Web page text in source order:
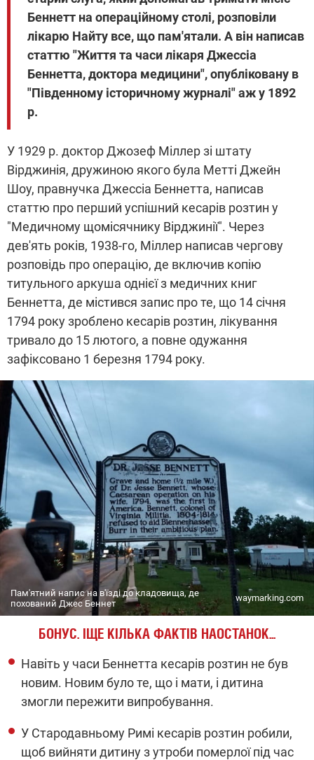
Беннетт на операційному столі, розповіли
лікарю Найту все, що пам'ятали. А він написав
статтю "Життя та часи лікаря Джессіа
Беннетта, доктора медицини", опубліковану в
"Південному історичному журналі" аж у 1892
р.
У 1929 р. доктор Джозеф Міллер зі штату
Вірджинія, дружиною якого була Метті Джейн
Шоу, правнучка Джессіа Беннетта, написав
статтю про перший успішний кесарів розтин у
"Медичному щомісячнику Вірджинії". Через
дев'ять років, 1938-го, Міллер написав чергову
розповідь про операцію, де включив копію
титульного аркуша однієї з медичних книг
Беннетта, де містився запис про те, що 14 січня
1794 року зроблено кесарів розтин, лікування
тривало до 15 лютого, а повне одужання
зафіксовано 1 березня 1794 року.
Пам'ятний напис на в'їзді до кладовища, де
похований Джес Беннет
waymarking.com
БОНУС. ІЩЕ КІЛЬКА ФАКТІВ НАОСТАНОК...
Навіть у часи Беннетта кесарів розтин не був
новим. Новим було те, що і мати, і дитина
змогли пережити випробування.
У Стародавньому Римі кесарів розтин робили,
щоб вийняти дитину з утроби померлої під час